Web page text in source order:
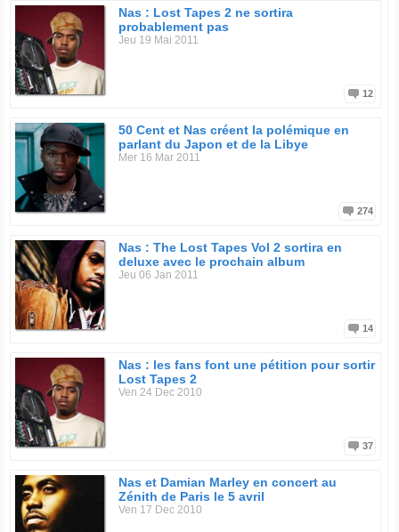
Nas : Lost Tapes 2 ne sortira
probablement pas
Jeu 19 Mai 2011
12
50 Cent et Nas créent la polémique en
parlant du Japon et de la Libye
Mer 16 Mar 2011
274
Nas : The Lost Tapes Vol 2 sortira en
deluxe avec le prochain album
Jeu 06 Jan 2011
14
Nas : les fans font une pétition pour sortir
Lost Tapes 2
Ven 24 Dec 2010
37
Nas et Damian Marley en concert au
Zénith de Paris le 5 avril
Ven 17 Dec 2010